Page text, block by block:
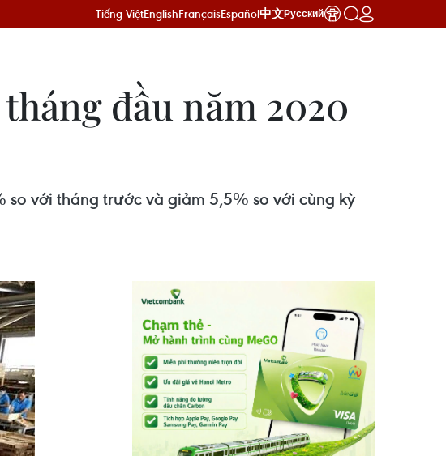
Tiếng ViệtEnglishFrançaisEspañol中文Русский
đầu năm 2020
so với tháng trước và giảm 5,5% so với cùng kỳ